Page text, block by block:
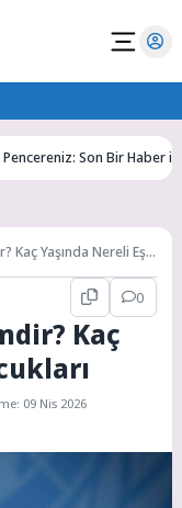
Son Bir Haber ile
Kaç Yaşında Nereli Eşi
0
Kaç
09 Nis 2026